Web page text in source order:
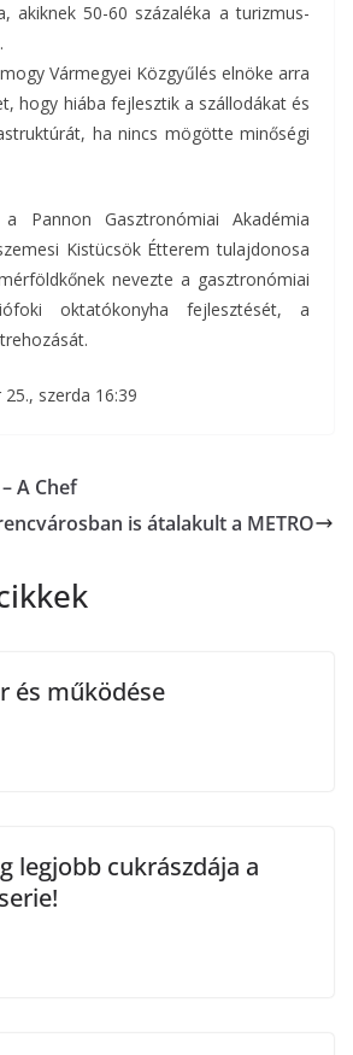
akiknek 50-60 százaléka a turizmus-
Vármegyei Közgyűlés elnöke arra
hogy hiába fejlesztik a szállodákat és
ha nincs mögötte minőségi
Pannon Gasztronómiai Akadémia
Kistücsök Étterem tulajdonosa
nevezte a gasztronómiai
oktatókonyha fejlesztését, a
szerda 16:39
A Chef
is átalakult a METRO
és működése
legjobb cukrászdája a